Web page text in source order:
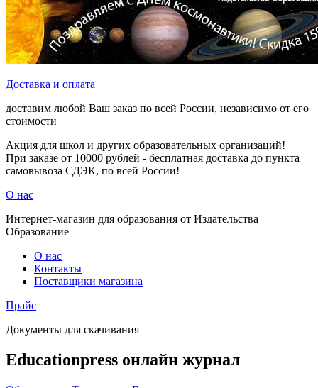
Доставка и оплата
доставим любой Ваш заказ по всей России, независимо от его
стоимости
Акция для школ и других образовательных организаций!
При заказе от 10000 рублей - бесплатная доставка до пункта
самовывоза СДЭК, по всей России!
О нас
Интернет-магазин для образования от Издательства
Образование
О нас
Контакты
Поставщики магазина
Прайс
Документы для скачивания
Educationpress онлайн журнал